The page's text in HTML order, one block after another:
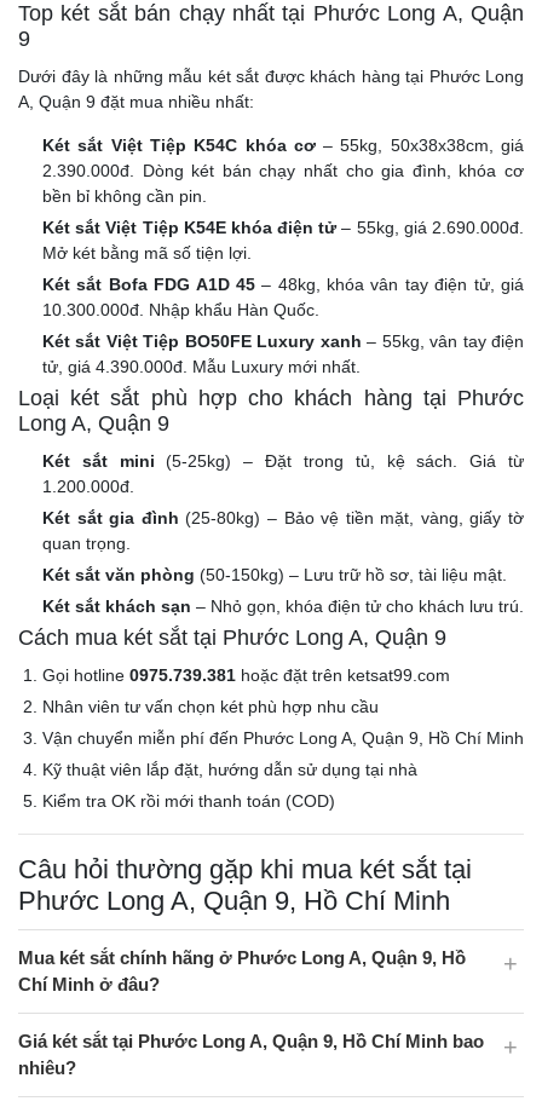
Top két sắt bán chạy nhất tại Phước Long A, Quận
9
Dưới đây là những mẫu két sắt được khách hàng tại Phước Long
A, Quận 9 đặt mua nhiều nhất:
Két sắt Việt Tiệp K54C khóa cơ– 55kg, 50x38x38cm, giá
2.390.000đ. Dòng két bán chạy nhất cho gia đình, khóa cơ
bền bỉ không cần pin.
Két sắt Việt Tiệp K54E khóa điện tử– 55kg, giá 2.690.000đ.
Mở két bằng mã số tiện lợi.
Két sắt Bofa FDG A1D 45– 48kg, khóa vân tay điện tử, giá
10.300.000đ. Nhập khẩu Hàn Quốc.
Két sắt Việt Tiệp BO50FE Luxury xanh – 55kg, vân tay điện
tử, giá 4.390.000đ. Mẫu Luxury mới nhất.
Loại két sắt phù hợp cho khách hàng tại Phước
Long A, Quận 9
Két sắt mini (5-25kg) – Đặt trong tủ, kệ sách. Giá từ
1.200.000đ.
Két sắt gia đình (25-80kg) – Bảo vệ tiền mặt, vàng, giấy tờ
quan trọng.
Két sắt văn phòng (50-150kg) – Lưu trữ hồ sơ, tài liệu mật.
Két sắt khách sạn – Nhỏ gọn, khóa điện tử cho khách lưu trú.
Cách mua két sắt tại Phước Long A, Quận 9
Gọi hotline 0975.739.381 hoặc đặt trên ketsat99.com
Nhân viên tư vấn chọn két phù hợp nhu cầu
Vận chuyển miễn phí đến Phước Long A, Quận 9, Hồ Chí Minh
Kỹ thuật viên lắp đặt, hướng dẫn sử dụng tại nhà
Kiểm tra OK rồi mới thanh toán (COD)
Câu hỏi thường gặp khi mua két sắt tại
Phước Long A, Quận 9, Hồ Chí Minh
Mua két sắt chính hãng ở Phước Long A, Quận 9, Hồ
Chí Minh ở đâu?
Giá két sắt tại Phước Long A, Quận 9, Hồ Chí Minh bao
nhiêu?